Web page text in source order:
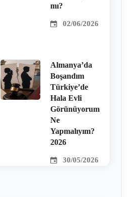
mı?
02/06/2026
Almanya’da
Boşandım
Türkiye’de
Hala Evli
Görünüyorum
Ne
Yapmalıyım?
2026
30/05/2026